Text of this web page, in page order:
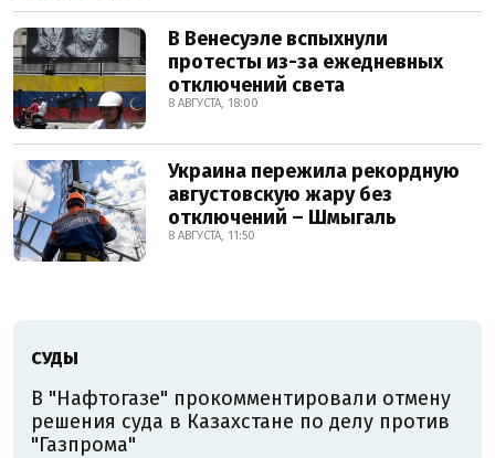
В Венесуэле вспыхнули
протесты из-за ежедневных
отключений света
8 АВГУСТА, 18:00
Украина пережила рекордную
августовскую жару без
отключений – Шмыгаль
8 АВГУСТА, 11:50
СУДЫ
В "Нафтогазе" прокомментировали отмену
решения суда в Казахстане по делу против
"Газпрома"